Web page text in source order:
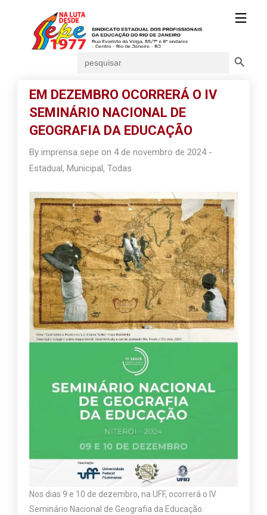
for:
EM DEZEMBRO OCORRERÁ O IV
SEMINÁRIO NACIONAL DE
GEOGRAFIA DA EDUCAÇÃO
Byimprensa sepe on4 de novembro de 2024 -
Estadual,Municipal,Todas
Nos dias 9 e 10 de dezembro, na UFF, ocorrerá o IV
Seminário Nacional de Geografia da Educação.